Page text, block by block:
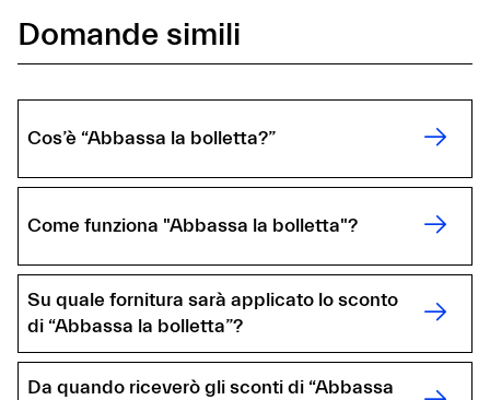
Domande simili
Cos’è “Abbassa la bolletta?”
Come funziona "Abbassa la bolletta"?
Su quale fornitura sarà applicato lo sconto
di “Abbassa la bolletta”?
Da quando riceverò gli sconti di “Abbassa